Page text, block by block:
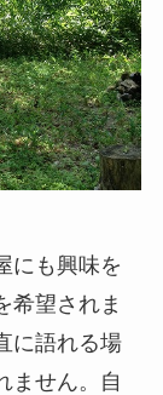
にも興味を
希望されま
に語れる場
ません。自